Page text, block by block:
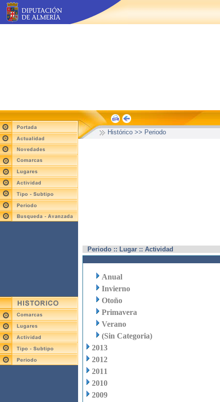
Histórico >> Periodo
Periodo :: Lugar :: Actividad
Anual
Invierno
Otoño
Primavera
Verano
(Sin Categoria)
2013
2012
2011
2010
2009